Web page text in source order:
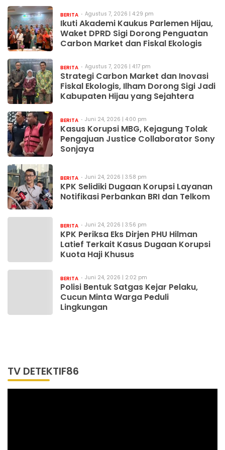
BERITA Agustus 7, 2026 | 4:29 pm
Ikuti Akademi Kaukus Parlemen Hijau,
Waket DPRD Sigi Dorong Penguatan
Carbon Market dan Fiskal Ekologis
BERITA Agustus 7, 2026 | 4:17 pm
Strategi Carbon Market dan Inovasi
Fiskal Ekologis, Ilham Dorong Sigi Jadi
Kabupaten Hijau yang Sejahtera
BERITA Juni 24, 2026 | 4:00 pm
Kasus Korupsi MBG, Kejagung Tolak
Pengajuan Justice Collaborator Sony
Sonjaya
BERITA Juni 24, 2026 | 3:58 pm
KPK Selidiki Dugaan Korupsi Layanan
Notifikasi Perbankan BRI dan Telkom
BERITA Juni 24, 2026 | 3:56 pm
KPK Periksa Eks Dirjen PHU Hilman
Latief Terkait Kasus Dugaan Korupsi
Kuota Haji Khusus
BERITA Juni 24, 2026 | 2:02 pm
Polisi Bentuk Satgas Kejar Pelaku,
Cucun Minta Warga Peduli
Lingkungan
TV DETEKTIF86